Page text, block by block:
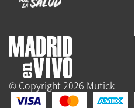
© Copyright 2026 Mutick